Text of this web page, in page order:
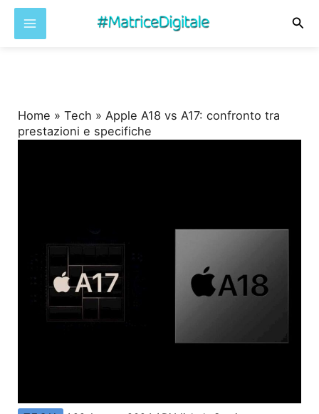
Home »Tech »Apple A18 vs A17: confronto tra
prestazioni e specifiche